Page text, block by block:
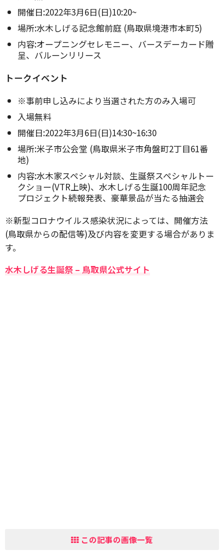
開催日:2022年3月6日(日)10:20~
場所:水木しげる記念館前庭 (鳥取県境港市本町5)
内容:オープニングセレモニー、バースデーカード贈
呈、バルーンリリース
トークイベント
※事前申し込みにより当選された方のみ入場可
入場無料
開催日:2022年3月6日(日)14:30~16:30
場所:米子市公会堂 (鳥取県米子市角盤町2丁目61番
地)
内容:水木家スペシャル対談、生誕祭スペシャルトー
クショー(VTR上映)、水木しげる生誕100周年記念
プロジェクト続報発表、豪華景品が当たる抽選会
※新型コロナウイルス感染状況によっては、開催方法
(鳥取県からの配信等)及び内容を変更する場合がありま
す。
水木しげる生誕祭 – 鳥取県公式サイト
この記事の画像一覧